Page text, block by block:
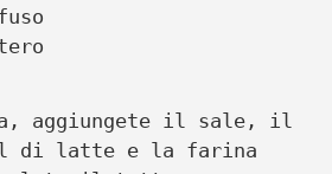
aggiungete il sale, il
di latte e la farina